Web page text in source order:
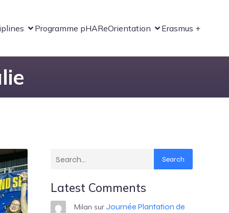
Programme pHAReOrientation Erasmus +
Search
Latest Comments
Milan sur Journée Plantation de